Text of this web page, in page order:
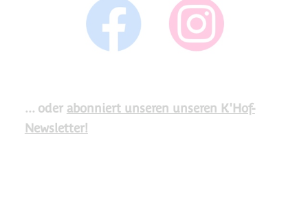
... oder abonniert unseren unseren K'Hof-
Newsletter!